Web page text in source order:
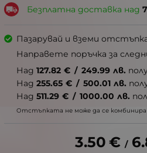
Безплатна доставка над
Пазарувай и вземи
Направете поръчка за
Над 127.82 € / 249.99 лв.
Над 255.65 € / 500.01 лв.
Над 511.29 € / 1000.00 лв.
Отстъпката не може да се комбинира
3.50 € /